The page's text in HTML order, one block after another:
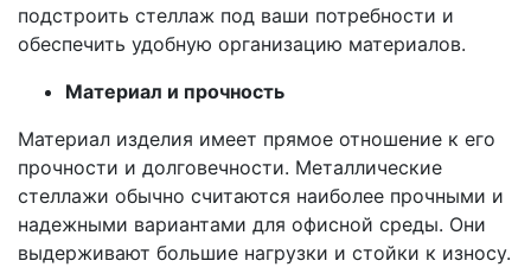
подстроить стеллаж под ваши потребности и
обеспечить удобную организацию материалов.
Материал и прочность
Материал изделия имеет прямое отношение к его
прочности и долговечности. Металлические
стеллажи обычно считаются наиболее прочными и
надежными вариантами для офисной среды. Они
выдерживают большие нагрузки и стойки к износу.